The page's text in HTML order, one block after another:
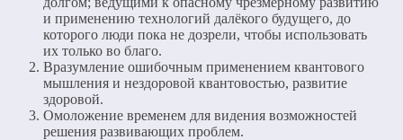
и применению технологий далёкого будущего, до
которого люди пока не дозрели, чтобы использовать
их только во благо.
Вразумление ошибочным применением квантового
мышления и нездоровой квантовостью, развитие
здоровой.
Омоложение временем для видения возможностей
решения развивающих проблем.